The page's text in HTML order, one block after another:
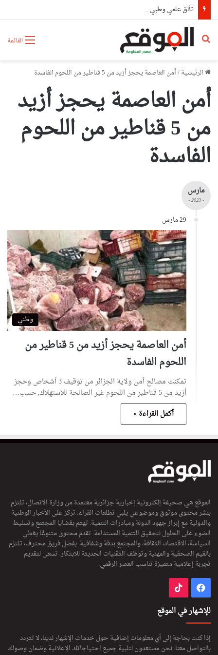
القائمة بحث عن
الرئيسية/أمن العاصمة يحجز أزيد من 5 قناطير من اللحوم الفاسدة
أمن العاصمة يحجز أزيد
من 5 قناطير من اللحوم
الفاسدة
مارس
- 2023 -
29 مارس
وطني
أمن العاصمة يحجز أزيد من 5 قناطير من
اللحوم الفاسدة
تمكنت مصالح أمن ولاية الجزائر من توقيف 3 أشخاص وحجز
أزيد من 5 قناطير من اللحوم غير الصالحة للاستهلاك, حسب…
أكمل القراءة »
الموقع هي صحيفة إلكترونية إخبارية جزائرية معتمدة من وزارة الاتصال، تلتزم
بنشر محتوى موثوق وموضوعي يلبي تطلعات القراء. تركز على الأخبار الوطنية
والدولية مع إبراز جهود الدولة ومبادرات التنمية. تهتم بقضايا المجتمع وتسليط
الضوء على الحلول لتحقيق التنمية المستدامة. تقدم محتوى متنوعًا يغطي
السياسة، الاقتصاد، الثقافة، والمجتمع بدقة وشفافية. بفضل فريق محترف، تلتزم
بالقيم الصحفية والمهنية وتوظف التقنيات الحديثة للابتكار. تسعى لتقديم
تجربة إعلامية متميزة تناسب العصر الرقمي.
فيسبوك
للإشهار في الموقع
إذا كنت بحاجة إلى أي معلومات إضافية حول خدمات الإشهار لدينا، لا تتردد
بالتواصل معنا. نحن مستعدون لتلبية جميع احتياجاتك الإعلانية وضمان وصولك